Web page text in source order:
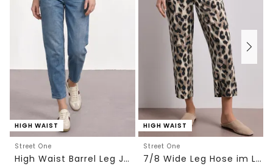
HIGH WAIST
Street One
High Waist Barrel Leg Jeans im Loose Fit
HIGH WAIST
Street One
7/8 Wide Leg Hose im Loose Fit mit Print